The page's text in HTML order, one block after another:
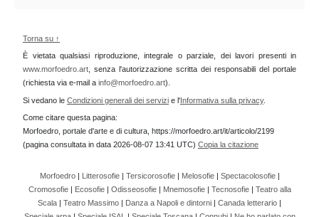
Torna su ↑
È vietata qualsiasi riproduzione, integrale o parziale, dei lavori presenti in
www.morfoedro.art , senza l'autorizzazione scritta dei responsabili del portale
(richiesta via e-mail a info@morfoedro.art).
Si vedano le Condizioni generali dei servizi e l'Informativa sulla privacy.
Come citare questa pagina:
Morfoedro, portale d'arte e di cultura, https://morfoedro.art/it/articolo/2199
(pagina consultata in data 2026-08-07 13:41 UTC) Copia la citazione
Morfoedro| Litterosofie| Tersicorosofie| Melosofie| Spectacolosofie|
Cromosofie| Ecosofie| Odisseosofie| Mnemosofie| Tecnosofie| Teatro alla
Scala | Teatro Massimo | Danza a Napoli e dintorni | Canada letterario |